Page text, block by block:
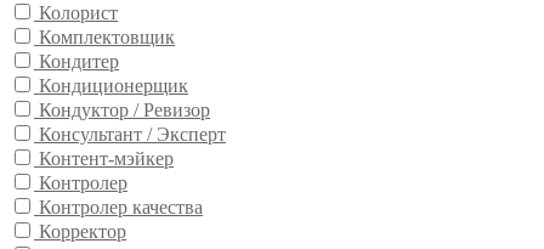
Колорист
Комплектовщик
Кондитер
Кондиционерщик
Кондуктор / Ревизор
Консультант / Эксперт
Контент-мэйкер
Контролер
Контролер качества
Корректор